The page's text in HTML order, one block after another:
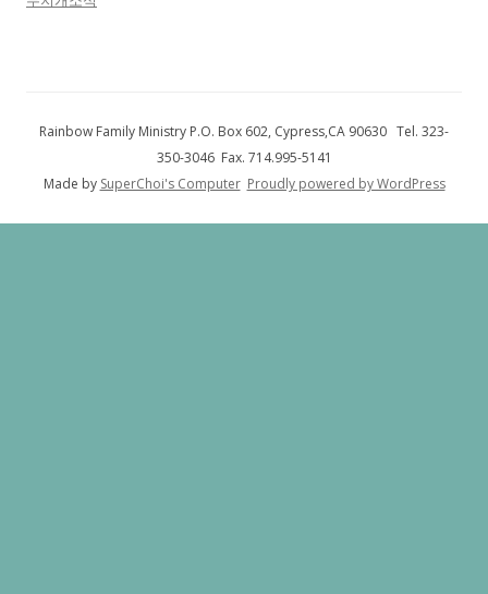
Rainbow Family Ministry P.O. Box 602, Cypress,CA 90630 Tel. 323-
350-3046 Fax. 714.995-5141
Made by SuperChoi's Computer Proudly powered by WordPress